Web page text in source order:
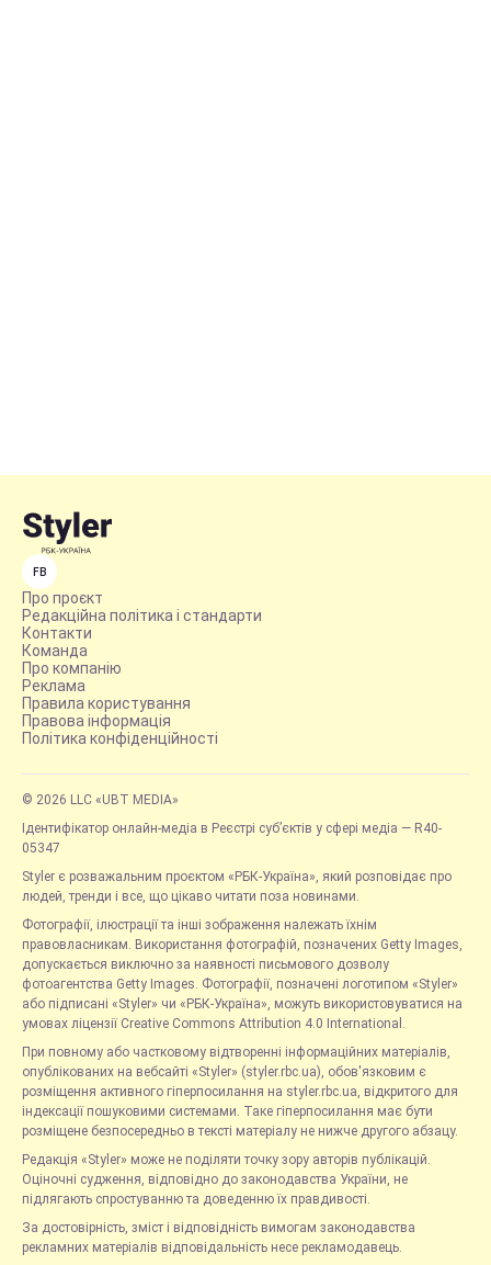
FB
Про проєкт
Редакційна політика і стандарти
Контакти
Команда
Про компанію
Реклама
Правила користування
Правова інформація
Політика конфіденційності
© 2026 LLC «UBT MEDIA»
Ідентифікатор онлайн-медіа в Реєстрі суб’єктів у сфері медіа — R40-
05347
Styler є розважальним проєктом «РБК-Україна», який розповідає про
людей, тренди і все, що цікаво читати поза новинами.
Фотографії, ілюстрації та інші зображення належать їхнім
правовласникам. Використання фотографій, позначених Getty Images,
допускається виключно за наявності письмового дозволу
фотоагентства Getty Images. Фотографії, позначені логотипом «Styler»
або підписані «Styler» чи «РБК-Україна», можуть використовуватися на
умовах ліцензії Creative Commons Attribution 4.0 International.
При повному або частковому відтворенні інформаційних матеріалів,
опублікованих на вебсайті «Styler» (styler.rbc.ua), обов'язковим є
розміщення активного гіперпосилання на styler.rbc.ua, відкритого для
індексації пошуковими системами. Таке гіперпосилання має бути
розміщене безпосередньо в тексті матеріалу не нижче другого абзацу.
Редакція «Styler» може не поділяти точку зору авторів публікацій.
Оціночні судження, відповідно до законодавства України, не
підлягають спростуванню та доведенню їх правдивості.
За достовірність, зміст і відповідність вимогам законодавства
рекламних матеріалів відповідальність несе рекламодавець.